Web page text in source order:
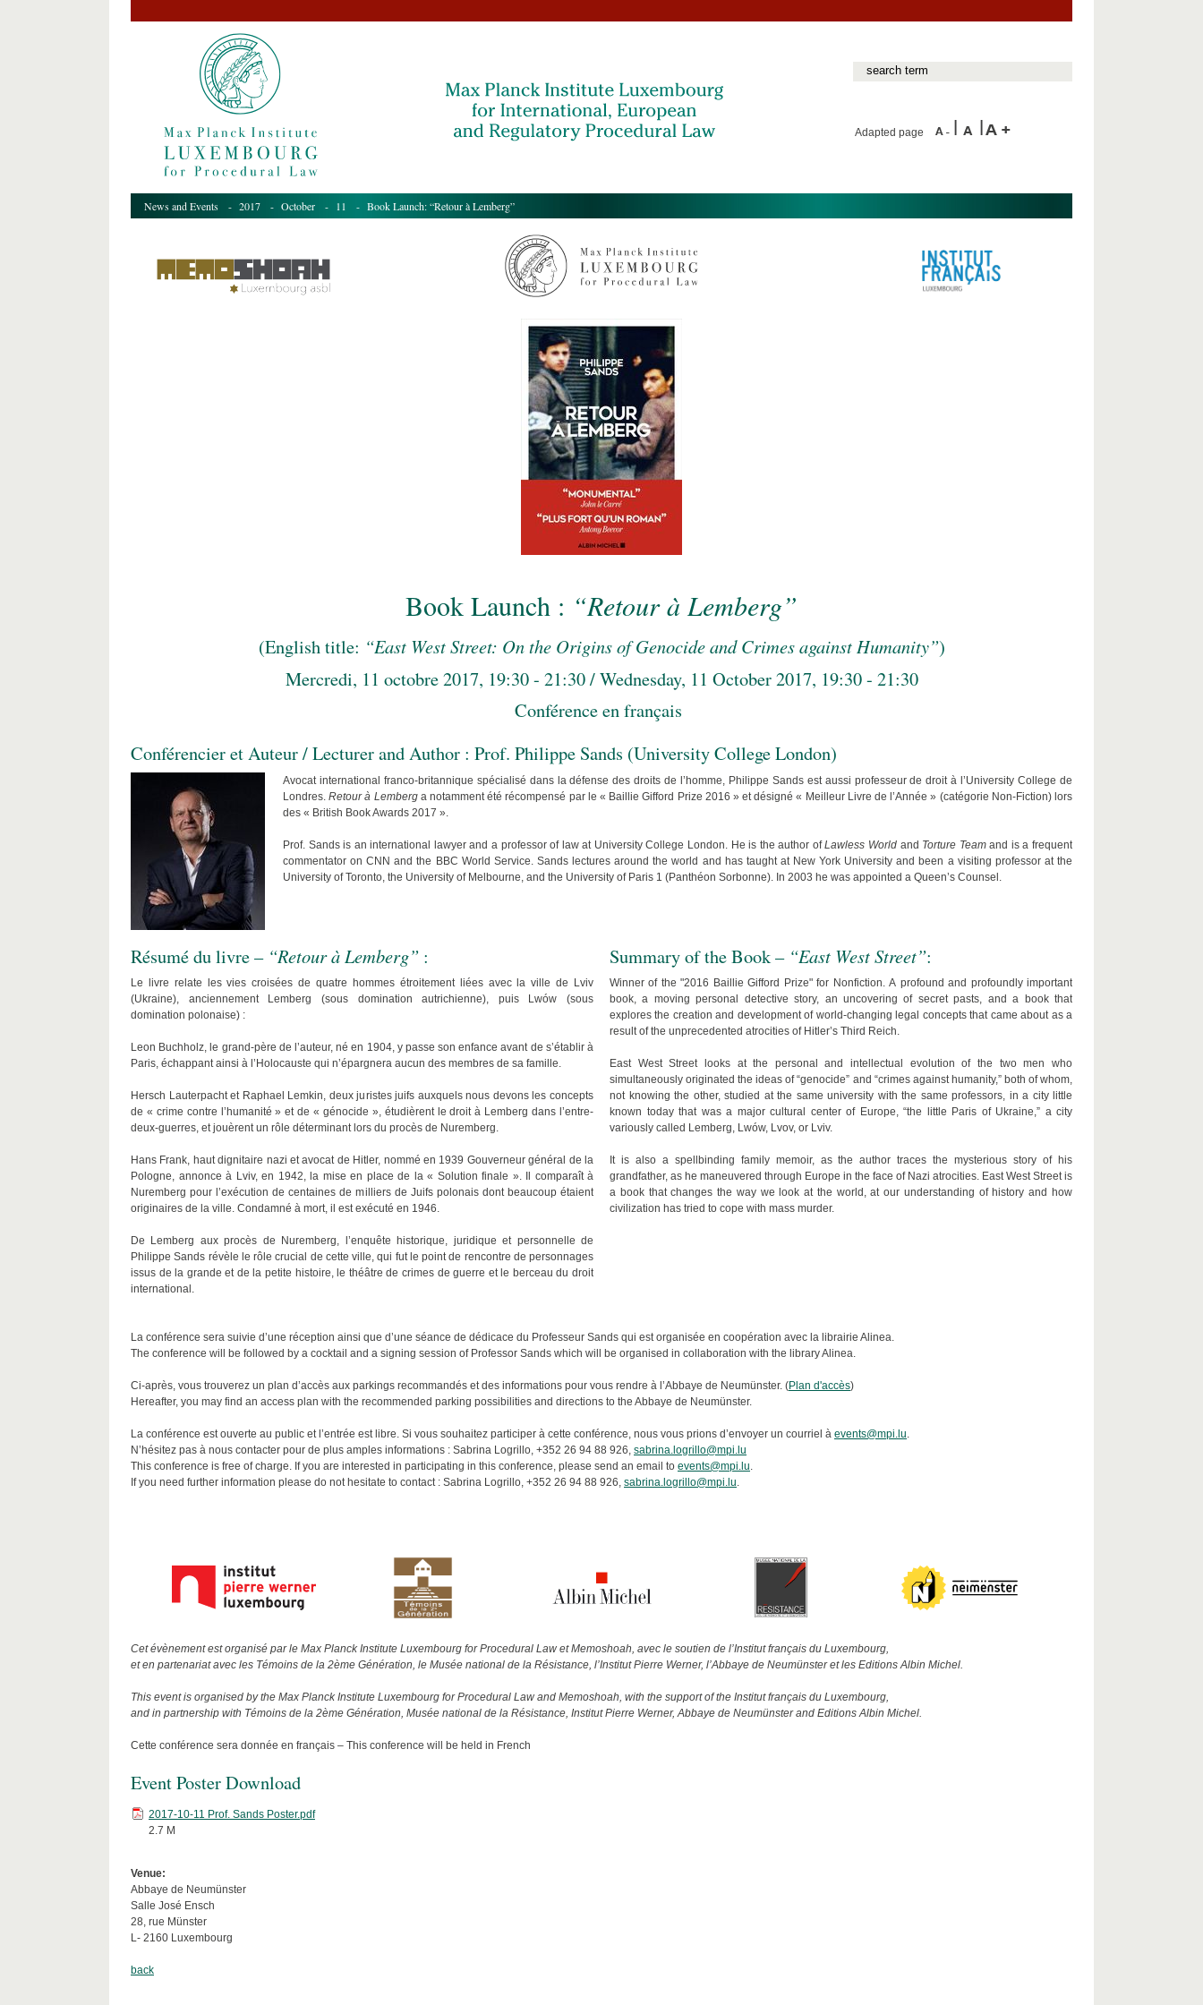
Adapted page
News and Events - 2017 - October - 11 - Book Launch: “Retour à Lemberg”
Book Launch : “Retour à Lemberg”
(English title: “East West Street: On the Origins of Genocide and Crimes against Humanity”)
Mercredi, 11 octobre 2017, 19:30 - 21:30 / Wednesday, 11 October 2017, 19:30 - 21:30
Conférence en français
Conférencier et Auteur / Lecturer and Author : Prof. Philippe Sands (University College London)
Avocat international franco-britannique spécialisé dans la défense des droits de l’homme, Philippe Sands est aussi professeur de droit à l’University College de
Londres.Retour à Lemberga notamment été récompensé par le « Baillie Gifford Prize 2016 » et désigné « Meilleur Livre de l’Année » (catégorie Non-Fiction) lors
des « British Book Awards 2017 ».
Prof. Sands is an international lawyer and a professor of law at University College London. He is the author ofLawless World and Torture Teamand is a frequent
commentator on CNN and the BBC World Service. Sands lectures around the world and has taught at New York University and been a visiting professor at the
University of Toronto, the University of Melbourne, and the University of Paris 1 (Panthéon Sorbonne). In 2003 he was appointed a Queen’s Counsel.
Résumé du livre – “Retour à Lemberg” :
Le livre relate les vies croisées de quatre hommes étroitement liées avec la ville de Lviv
(Ukraine), anciennement Lemberg (sous domination autrichienne), puis Lwów (sous ­
­domination polonaise) :
Leon Buchholz, le grand-père de l’auteur, né en 1904, y passe son enfance avant de s’établir à
Paris, échappant ainsi à l’Holocauste qui n’épargnera aucun des membres de sa famille.
Hersch Lauterpacht et Raphael Lemkin, deux juristes juifs auxquels nous devons les concepts
de « crime contre l’humanité » et de « génocide », étudièrent le droit à Lemberg dans l’entre-
deux-guerres, et jouèrent un rôle déterminant lors du procès de Nuremberg.
Hans Frank, haut dignitaire nazi et avocat de Hitler, nommé en 1939 Gouverneur général de la
Pologne, annonce à Lviv, en 1942, la mise en place de la « Solution finale ». Il comparaît à
Nuremberg pour l’exécution de centaines de milliers de Juifs polonais dont beaucoup étaient
originaires de la ville. Condamné à mort, il est exécuté en 1946.
De Lemberg aux procès de Nuremberg, l’enquête historique, juridique et personnelle de
Philippe Sands révèle le rôle crucial de cette ville, qui fut le point de rencontre de personnages
issus de la grande et de la petite histoire, le théâtre de crimes de guerre et le berceau du droit
international.
Summary of the Book – “East West Street”:
Winner of the "2016 Baillie Gifford Prize" for Nonfiction. A profound and profoundly important
book, a moving personal detective story, an uncovering of secret pasts, and a book that
explores the creation and development of world-changing legal concepts that came about as a
result of the unprecedented atrocities of Hitler’s Third Reich.
East West Street looks at the personal and intellectual evolution of the two men who
simultaneously originated the ideas of “genocide” and “crimes against humanity,” both of whom,
not knowing the other, studied at the same university with the same professors, in a city little
known today that was a major cultural center of Europe, “the little Paris of Ukraine,” a city
variously called Lemberg, Lwów, Lvov, or Lviv.
It is also a spellbinding family memoir, as the author traces the mysterious story of his
grandfather, as he maneuvered through Europe in the face of Nazi atrocities. East West Street is
a book that changes the way we look at the world, at our understanding of history and how
civilization has tried to cope with mass murder.
La conférence sera suivie d’une réception ainsi que d’une séance de dédicace du Professeur Sands qui est organisée en coopération avec la librairie Alinea.
The conference will be followed by a cocktail and a signing session of Professor Sands which will be organised in collaboration with the library Alinea.
Ci-après, vous trouverez un plan d’accès aux parkings recommandés et des informations pour vous rendre à l’Abbaye de Neumünster. (Plan d'accès)
Hereafter, you may find an access plan with the recommended parking possibilities and directions to the Abbaye de Neumünster.
La conférence est ouverte au public et l’entrée est libre. Si vous souhaitez participer à cette conférence, nous vous prions d’envoyer un courriel à events@mpi.lu.
N’hésitez pas à nous contacter pour de plus amples informations : Sabrina Logrillo, +352 26 94 88 926, sabrina.logrillo@mpi.lu
This conference is free of charge. If you are interested in participating in this conference, please send an email to events@mpi.lu.
If you need further information please do not hesitate to contact : Sabrina Logrillo, +352 26 94 88 926, sabrina.logrillo@mpi.lu.
Cet évènement est organisé par le Max Planck Institute Luxembourg for Procedural Law et Memoshoah, avec le soutien de l’Institut français du Luxembourg,
et en partenariat avec les Témoins de la 2ème Génération, le Musée national de la Résistance, l’Institut Pierre Werner, l’Abbaye de Neumünster et les Editions Albin Michel.
This event is organised by the Max Planck Institute Luxembourg for Procedural Law and Memoshoah, with the support of the Institut français du Luxembourg,
and in partnership with Témoins de la 2ème Génération, Musée national de la Résistance, Institut Pierre Werner, Abbaye de Neumünster and Editions Albin Michel.
Cette conférence sera donnée en français – This conference will be held in French
Event Poster Download
2017-10-11 Prof. Sands Poster.pdf
2.7 M
Venue:
Abbaye de Neumünster
Salle José Ensch
28, rue Münster
L- 2160 Luxembourg
back